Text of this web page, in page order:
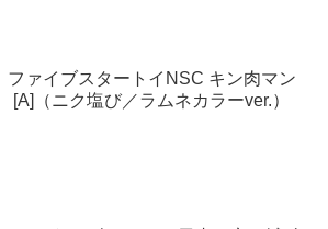
ファイブスタートイNSC キン肉マン
[A]（ニク塩び／ラムネカラーver.）